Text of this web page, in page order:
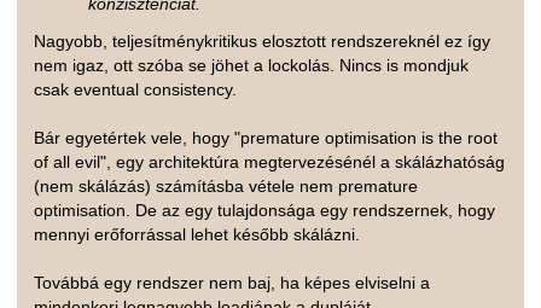
Nagyobb, teljesítménykritikus elosztott rendszereknél ez így
nem igaz, ott szóba se jöhet a lockolás. Nincs is mondjuk
csak eventual consistency.
Bár egyetértek vele, hogy "premature optimisation is the root
of all evil", egy architektúra megtervezésénél a skálázhatóság
(nem skálázás) számításba vétele nem premature
optimisation. De az egy tulajdonsága egy rendszernek, hogy
mennyi erőforrással lehet később skálázni.
Továbbá egy rendszer nem baj, ha képes elviselni a